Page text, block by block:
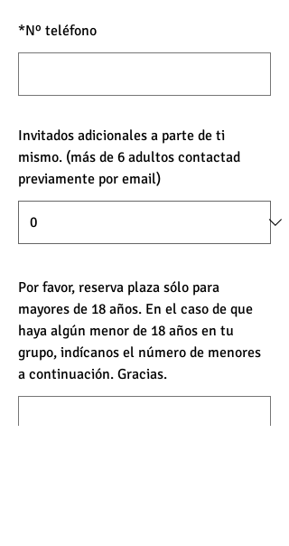
*Nº teléfono
Invitados adicionales a parte de ti
mismo. (más de 6 adultos contactad
previamente por email)
Por favor, reserva plaza sólo para
mayores de 18 años. En el caso de que
haya algún menor de 18 años en tu
grupo, indícanos el número de menores
a continuación. Gracias.